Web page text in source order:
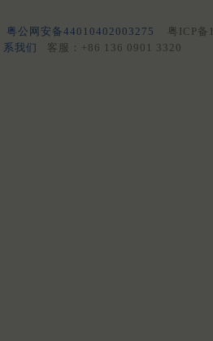
粤公网安备44010402003275 粤ICP备
系我们
客服：+86 136 0901 3320